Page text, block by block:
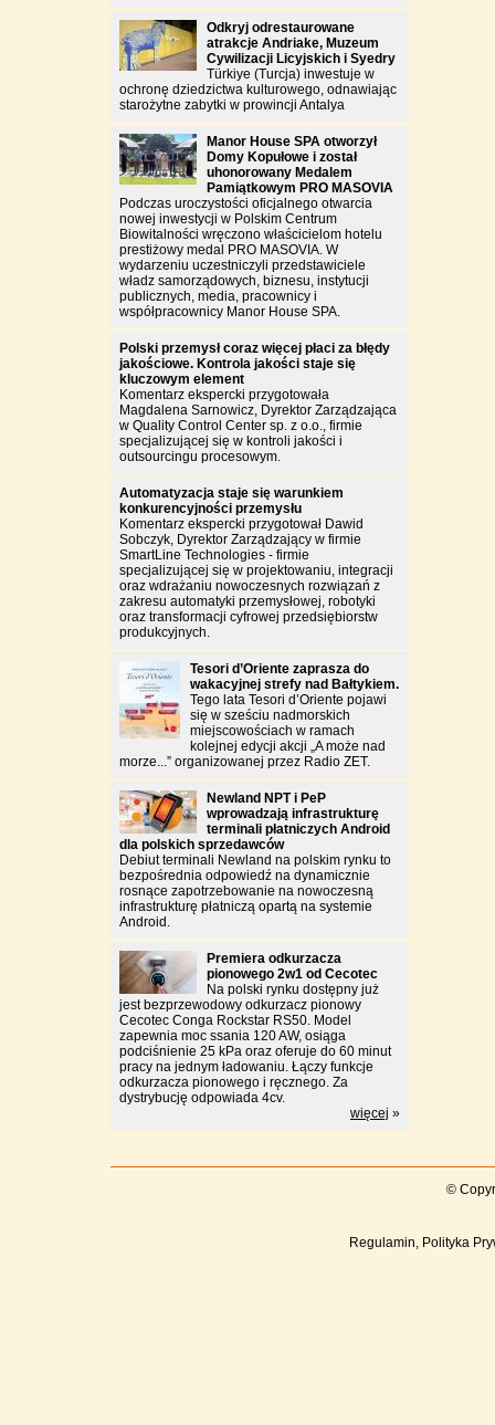
Odkryj odrestaurowane
atrakcje Andriake, Muzeum
Cywilizacji Licyjskich i Syedry
Türkiye (Turcja) inwestuje w
ochronę dziedzictwa kulturowego, odnawiając
starożytne zabytki w prowincji Antalya
Manor House SPA otworzył
Domy Kopułowe i został
uhonorowany Medalem
Pamiątkowym PRO MASOVIA
Podczas uroczystości oficjalnego otwarcia
nowej inwestycji w Polskim Centrum
Biowitalności wręczono właścicielom hotelu
prestiżowy medal PRO MASOVIA. W
wydarzeniu uczestniczyli przedstawiciele
władz samorządowych, biznesu, instytucji
publicznych, media, pracownicy i
współpracownicy Manor House SPA.
Polski przemysł coraz więcej płaci za błędy
jakościowe. Kontrola jakości staje się
kluczowym element
Komentarz ekspercki przygotowała
Magdalena Sarnowicz, Dyrektor Zarządzająca
w Quality Control Center sp. z o.o., firmie
specjalizującej się w kontroli jakości i
outsourcingu procesowym.
Automatyzacja staje się warunkiem
konkurencyjności przemysłu
Komentarz ekspercki przygotował Dawid
Sobczyk, Dyrektor Zarządzający w firmie
SmartLine Technologies - firmie
specjalizującej się w projektowaniu, integracji
oraz wdrażaniu nowoczesnych rozwiązań z
zakresu automatyki przemysłowej, robotyki
oraz transformacji cyfrowej przedsiębiorstw
produkcyjnych.
Tesori d’Oriente zaprasza do
wakacyjnej strefy nad Bałtykiem.
Tego lata Tesori d’Oriente pojawi
się w sześciu nadmorskich
miejscowościach w ramach
kolejnej edycji akcji „A może nad
morze...” organizowanej przez Radio ZET.
Newland NPT i PeP
wprowadzają infrastrukturę
terminali płatniczych Android
dla polskich sprzedawców
Debiut terminali Newland na polskim rynku to
bezpośrednia odpowiedź na dynamicznie
rosnące zapotrzebowanie na nowoczesną
infrastrukturę płatniczą opartą na systemie
Android.
Premiera odkurzacza
pionowego 2w1 od Cecotec
Na polski rynku dostępny już
jest bezprzewodowy odkurzacz pionowy
Cecotec Conga Rockstar RS50. Model
zapewnia moc ssania 120 AW, osiąga
podciśnienie 25 kPa oraz oferuje do 60 minut
pracy na jednym ładowaniu. Łączy funkcje
odkurzacza pionowego i ręcznego. Za
dystrybucję odpowiada 4cv.
więcej »
©
Regulamin, Polityka